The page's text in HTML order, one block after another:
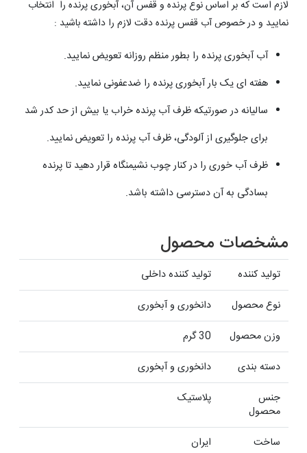
لازم است که بر اساس نوع پرنده و قفس آن، آبخوری پرنده را انتخاب
نمایید و در خصوص آب قفس پرنده دقت لازم را داشته باشید :
آب آبخوری پرنده را بطور منظم روزانه تعویض نمایید.
هفته ای یک بار آبخوری پرنده را ضدعفونی نمایید.
سالیانه در صورتیکه ظرف آب پرنده خراب یا بیش از حد کدر شد
برای جلوگیری از آلودگی، ظرف آب پرنده را تعویض نمایید.
ظرف آب خوری را در کنار چوب نشیمنگاه قرار دهید تا پرنده
بسادگی به آن دسترسی داشته باشد.
مشخصات محصول
تولید کننده
تولید کننده داخلی
نوع محصول
دانخوری و آبخوری
وزن محصول
30 گرم
دسته بندی
دانخوری و آبخوری
جنس
محصول
پلاستیک
ساخت
ایران